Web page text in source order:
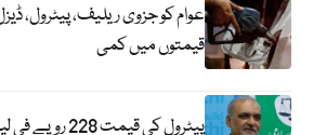
عوام کو جزوی ریلیف، پیٹرول،
قیمتوں میں کمی
پیٹرول کی قیمت